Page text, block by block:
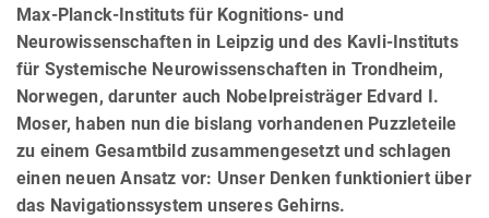
Max-Planck-Instituts für Kognitions- und
Neurowissenschaften in Leipzig und des Kavli-Instituts
für Systemische Neurowissenschaften in Trondheim,
Norwegen, darunter auch Nobelpreisträger Edvard I.
Moser, haben nun die bislang vorhandenen Puzzleteile
zu einem Gesamtbild zusammengesetzt und schlagen
einen neuen Ansatz vor: Unser Denken funktioniert über
das Navigationssystem unseres Gehirns.